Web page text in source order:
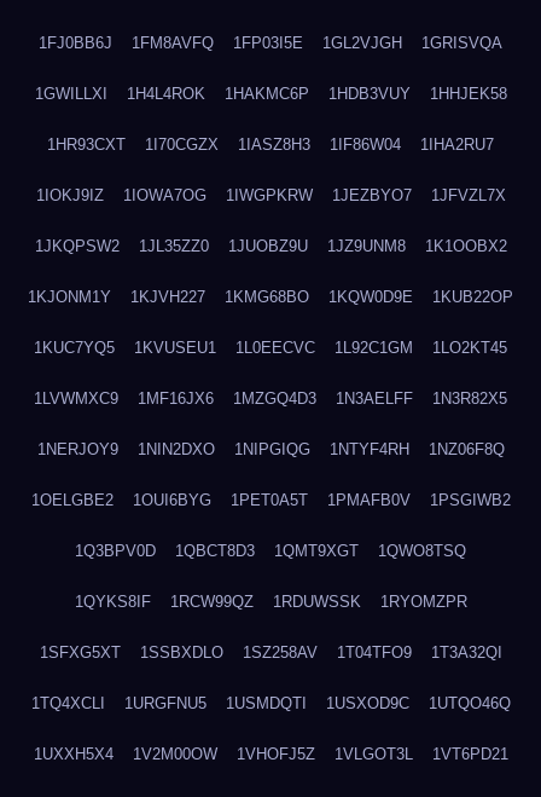
1FJ0BB6J 1FM8AVFQ 1FP03I5E 1GL2VJGH 1GRISVQA
1GWILLXI 1H4L4ROK 1HAKMC6P 1HDB3VUY 1HHJEK58
1HR93CXT 1I70CGZX 1IASZ8H3 1IF86W04 1IHA2RU7
1IOKJ9IZ 1IOWA7OG 1IWGPKRW 1JEZBYO7 1JFVZL7X
1JKQPSW2 1JL35ZZ0 1JUOBZ9U 1JZ9UNM8 1K1OOBX2
1KJONM1Y 1KJVH227 1KMG68BO 1KQW0D9E 1KUB22OP
1KUC7YQ5 1KVUSEU1 1L0EECVC 1L92C1GM 1LO2KT45
1LVWMXC9 1MF16JX6 1MZGQ4D3 1N3AELFF 1N3R82X5
1NERJOY9 1NIN2DXO 1NIPGIQG 1NTYF4RH 1NZ06F8Q
1OELGBE2 1OUI6BYG 1PET0A5T 1PMAFB0V 1PSGIWB2
1Q3BPV0D 1QBCT8D3 1QMT9XGT 1QWO8TSQ
1QYKS8IF 1RCW99QZ 1RDUWSSK 1RYOMZPR
1SFXG5XT 1SSBXDLO 1SZ258AV 1T04TFO9 1T3A32QI
1TQ4XCLI 1URGFNU5 1USMDQTI 1USXOD9C 1UTQO46Q
1UXXH5X4 1V2M00OW 1VHOFJ5Z 1VLGOT3L 1VT6PD21